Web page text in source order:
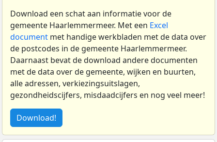
Download een schat aan informatie voor de
gemeente Haarlemmermeer. Met een Excel
document met handige werkbladen met de data over
de postcodes in de gemeente Haarlemmermeer.
Daarnaast bevat de download andere documenten
met de data over de gemeente, wijken en buurten,
alle adressen, verkiezingsuitslagen,
gezondheidscijfers, misdaadcijfers en nog veel meer!
Download!